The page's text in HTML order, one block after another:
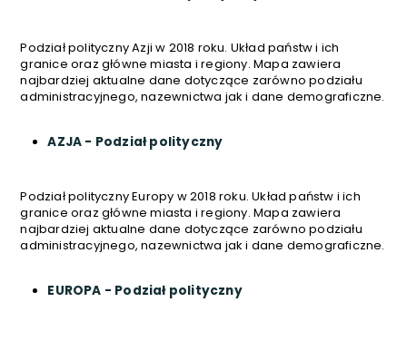
AZJA - Podział polityczny
Podział polityczny Azji w 2018 roku. Układ państw i ich
granice oraz główne miasta i regiony. Mapa zawiera
najbardziej aktualne dane dotyczące zarówno podziału
administracyjnego, nazewnictwa jak i dane demograficzne.
EUROPA - Podział polityczny
Podział polityczny Europy w 2018 roku. Układ państw i ich
granice oraz główne miasta i regiony. Mapa zawiera
najbardziej aktualne dane dotyczące zarówno podziału
administracyjnego, nazewnictwa jak i dane demograficzne.